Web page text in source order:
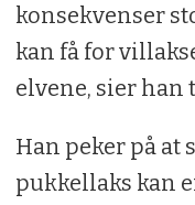
konsekvenser
kan få for
elvene, sier han
Han peker på at
pukkellaks kan